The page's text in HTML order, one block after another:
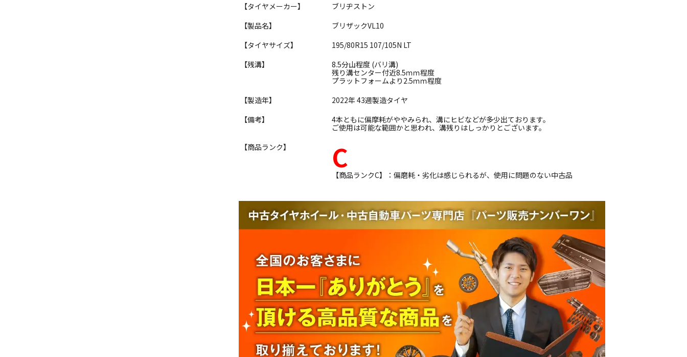
【タイヤメーカー】
ブリヂストン
【製品名】
ブリザックVL10
【タイヤサイズ】
195/80R15 107/105N LT
【残溝】
8.5分山程度 (バリ溝)
残り溝センター付近8.5ｍｍ程度
プラットフォームより2.5ｍｍ程度
【製造年】
2022年 43週製造タイヤ
【備考】
4本ともに偏摩耗がややみられ、溝にヒビなどが多少出ております。
ご使用は可能な範囲かと思われ、溝残りはしっかりとございます。
【商品ランク】
C
【商品ランクC】：偏磨耗・劣化は感じられるが、使用に問題のない中古品